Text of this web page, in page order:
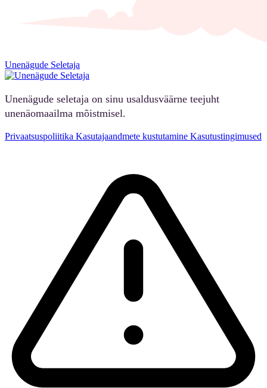
Unenägude Seletaja
Unenägude seletaja on sinu usaldusväärne teejuht
unenäomaailma mõistmisel.
Privaatsuspoliitika Kasutajaandmete kustutamine Kasutustingimused